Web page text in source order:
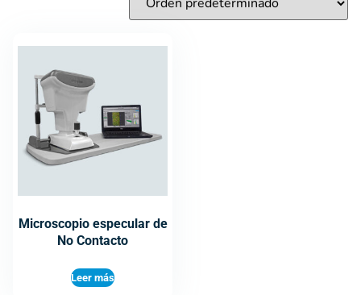
Microscopio especular de
No Contacto
Leer más